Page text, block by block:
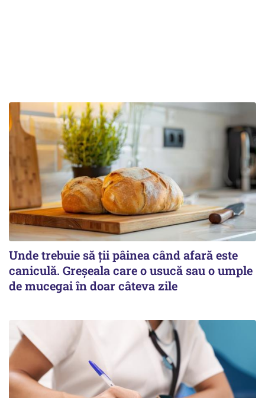
Unde trebuie să ții pâinea când afară este
caniculă. Greșeala care o usucă sau o umple
de mucegai în doar câteva zile